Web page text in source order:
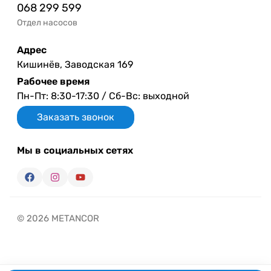
068 299 599
Отдел насосов
Адрес
Кишинёв, Заводская 169
Рабочее время
Пн-Пт: 8:30-17:30 / Сб-Вс: выходной
Заказать звонок
Мы в социальных сетях
© 2026 METANCOR